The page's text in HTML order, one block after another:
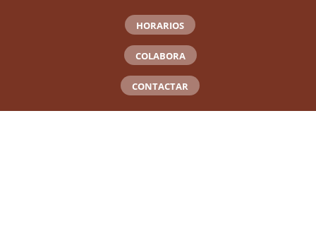
HORARIOS
COLABORA
CONTACTAR